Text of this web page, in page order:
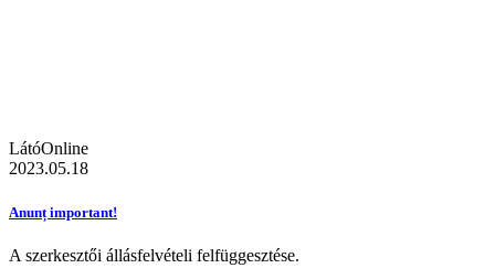
LátóOnline
2023.05.18
Anunț important!
A szerkesztői állásfelvételi felfüggesztése.